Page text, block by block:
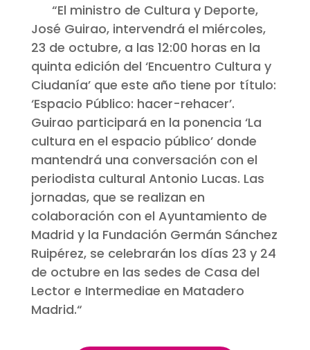
“El ministro de Cultura y Deporte,
José Guirao, intervendrá el miércoles,
23 de octubre, a las 12:00 horas en la
quinta edición del ‘Encuentro Cultura y
Ciudanía’ que este año tiene por título:
‘Espacio Público: hacer-rehacer’.
Guirao participará en la ponencia ‘La
cultura en el espacio público’ donde
mantendrá una conversación con el
periodista cultural Antonio Lucas. Las
jornadas, que se realizan en
colaboración con el Ayuntamiento de
Madrid y la Fundación Germán Sánchez
Ruipérez, se celebrarán los días 23 y 24
de octubre en las sedes de Casa del
Lector e Intermediae en Matadero
Madrid.“